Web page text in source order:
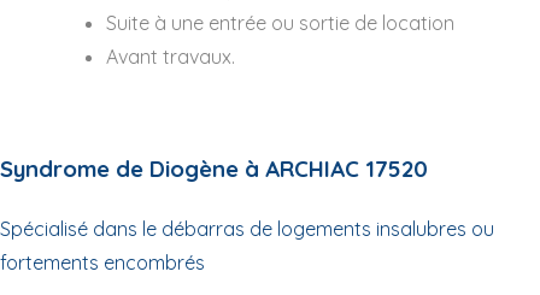
Suite à une entrée ou sortie de location
Avant travaux.
Syndrome de Diogène à ARCHIAC 17520
Spécialisé dans le débarras de logements insalubres ou
fortements encombrés